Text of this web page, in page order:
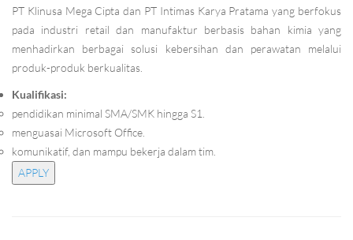
PT Klinusa Mega Cipta dan PT Intimas Karya Pratama yang berfokus
pada industri retail dan manufaktur berbasis bahan kimia yang
menhadirkan berbagai solusi kebersihan dan perawatan melalui
produk-produk berkualitas.
Kualifikasi:
pendidikan minimal SMA/SMK hingga S1.
menguasai Microsoft Office.
komunikatif, dan mampu bekerja dalam tim.
APPLY